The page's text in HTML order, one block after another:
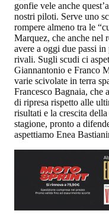
gonfie vele anche
nostri piloti. Serve uno
rompere almeno tra le
Marquez, che anche nel
avere a oggi due passi
rivali. Sugli scudi ci
Giannantonio e Franco
varie scivolate in terra
Francesco Bagnaia, che
di ripresa rispetto alle
risultati e la crescita
stagione, pronto a
aspettiamo Enea